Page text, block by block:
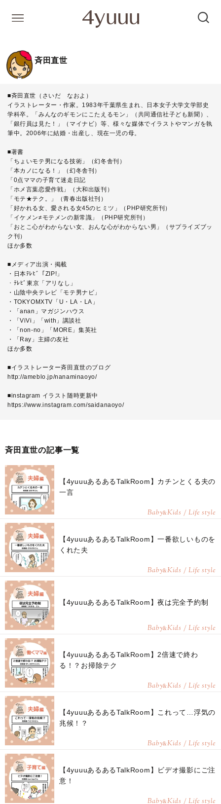
斉田直世
■斉田直世（さいだ なおよ）
イラストレーター・作家。1983年千葉県生まれ、日本女子大学文学部史
学科卒。「みんなのギモンにこたえるモン」（共同通信社子ども新聞）、
「銀行員は見た！」（マイナビ）等、様々な媒体でイラストやマンガを執
筆中。2006年に結婚・出産し、現在一児の母。
■著書
「ちょいモテ男になる技術」（幻冬舎刊）
「本カノになる！」（幻冬舎刊）
「0点ママの子育て迷走日記
「ホメ言葉恋愛作戦」（大和出版刊）
「モテ★テク。」（青春出版社刊）
「好かれる女、愛される女45のヒミツ」（PHP研究所刊）
「イケメン≠モテメンの新常識」（PHP研究所刊）
「おとこ心がわからない女、おんな心がわからない男」（サプライズブッ
ク刊）
ほか多数
■メディア出演・掲載
・日本ﾃﾚﾋﾞ「ZIP!」
・ﾃﾚﾋﾞ東京「アリなし」
・山陰中央テレビ「モテ男ナビ」
・TOKYOMXTV「U・LA・LA」
・「anan」マガジンハウス
・「ViVi」「with」講談社
・「non-no」「MORE」集英社
・「Ray」主婦の友社
ほか多数
■イラストレーター斉田直世のブログ
http://ameblo.jp/nanaminaoyo/
■instagram イラスト随時更新中
https://www.instagram.com/saidanaoyo/
斉田直世の記事一覧
【4yuuuあるあるTalkRoom】カチンとくる夫の
一言
Baby&Kids / Life style
【4yuuuあるあるTalkRoom】一番欲しいものを
くれた夫
Baby&Kids / Life style
【4yuuuあるあるTalkRoom】夜は完全予約制
Baby&Kids / Life style
【4yuuuあるあるTalkRoom】2倍速で終わ
る！？お掃除テク
Baby&Kids / Life style
【4yuuuあるあるTalkRoom】これって…浮気の
兆候！？
Baby&Kids / Life style
【4yuuuあるあるTalkRoom】ビデオ撮影にご注
意！
Baby&Kids / Life style